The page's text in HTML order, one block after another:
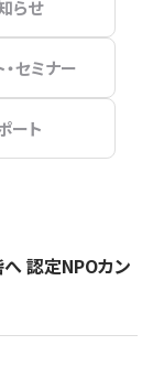
らせ
セミナー
ート
認定NPOカン